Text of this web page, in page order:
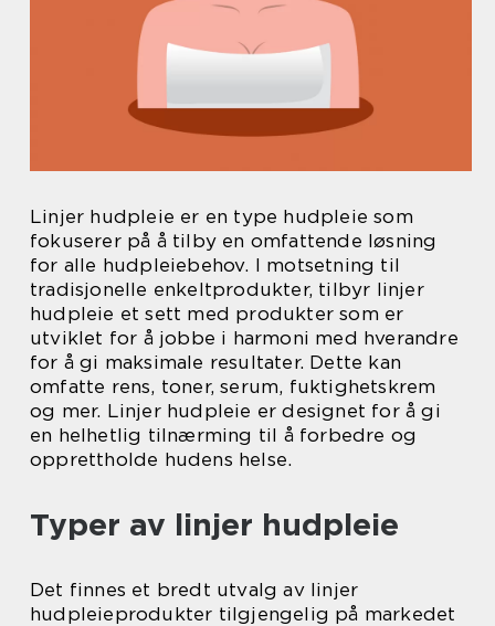
Linjer hudpleie er en type hudpleie som
fokuserer på å tilby en omfattende løsning
for alle hudpleiebehov. I motsetning til
tradisjonelle enkeltprodukter, tilbyr linjer
hudpleie et sett med produkter som er
utviklet for å jobbe i harmoni med hverandre
for å gi maksimale resultater. Dette kan
omfatte rens, toner, serum, fuktighetskrem
og mer. Linjer hudpleie er designet for å gi
en helhetlig tilnærming til å forbedre og
opprettholde hudens helse.
Typer av linjer hudpleie
Det finnes et bredt utvalg av linjer
hudpleieprodukter tilgjengelig på markedet